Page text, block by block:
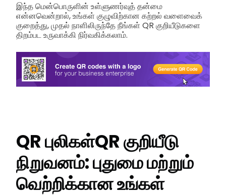
இந்த மென்பொருளின் உள்ளுணர்வுத் தன்மை
என்னவென்றால், உங்கள் குழுவிற்கான கற்றல் வளைவைக்
குறைத்து, முதல் நாளிலிருந்தே நீங்கள் QR குறியீடுகளை
திறம்பட உருவாக்கி நிர்வகிக்கலாம்.
QR புலிகள்QR குறியீடு
நிறுவனம்:புதுமை மற்றும்
வெற்றிக்கான உங்கள்